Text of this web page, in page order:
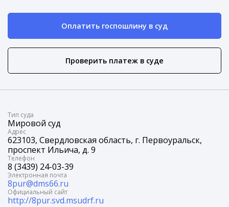
Оплатить госпошлину в суд
Проверить платеж в суде
Tип суда
Мировой суд
Адрес
623103, Свердловская область, г. Первоуральск,
проспект Ильича, д. 9
Телефон
8 (3439) 24-03-39
Электронная почта
8pur@dms66.ru
Официальный сайт
http://8pur.svd.msudrf.ru